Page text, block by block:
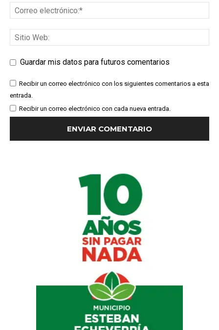
Guardar mis datos para futuros comentarios
Recibir un correo electrónico con los siguientes comentarios a esta
entrada.
Recibir un correo electrónico con cada nueva entrada.